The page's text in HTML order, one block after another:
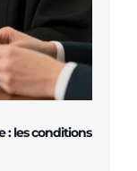
: les conditions